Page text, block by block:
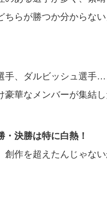
ちらが勝つか分からな
手、ダルビッシュ選手
華なメンバーが集結
決勝は特に白熱！
作を超えたんじゃな